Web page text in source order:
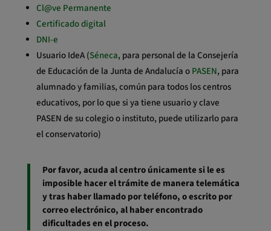
Cl@ve Permanente
Certificado digital
DNI-e
Usuario IdeA (Séneca, para personal de la Consejería
de Educación de la Junta de Andalucía oPASEN, para
alumnado y familias, común para todos los centros
educativos, por lo que si ya tiene usuario y clave
PASEN de su colegio o instituto, puede utilizarlo para
el conservatorio)
Por favor, acuda al centro únicamente si le es
imposible hacer el trámite de manera telemática
y tras haber llamado por teléfono, o escrito por
correo electrónico, al haber encontrado
dificultades en el proceso.